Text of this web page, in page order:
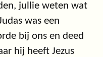
jullie weten wat
was een
bij ons en deed
hij heeft Jezus